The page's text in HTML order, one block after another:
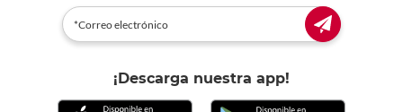
¡Descarga nuestra app!